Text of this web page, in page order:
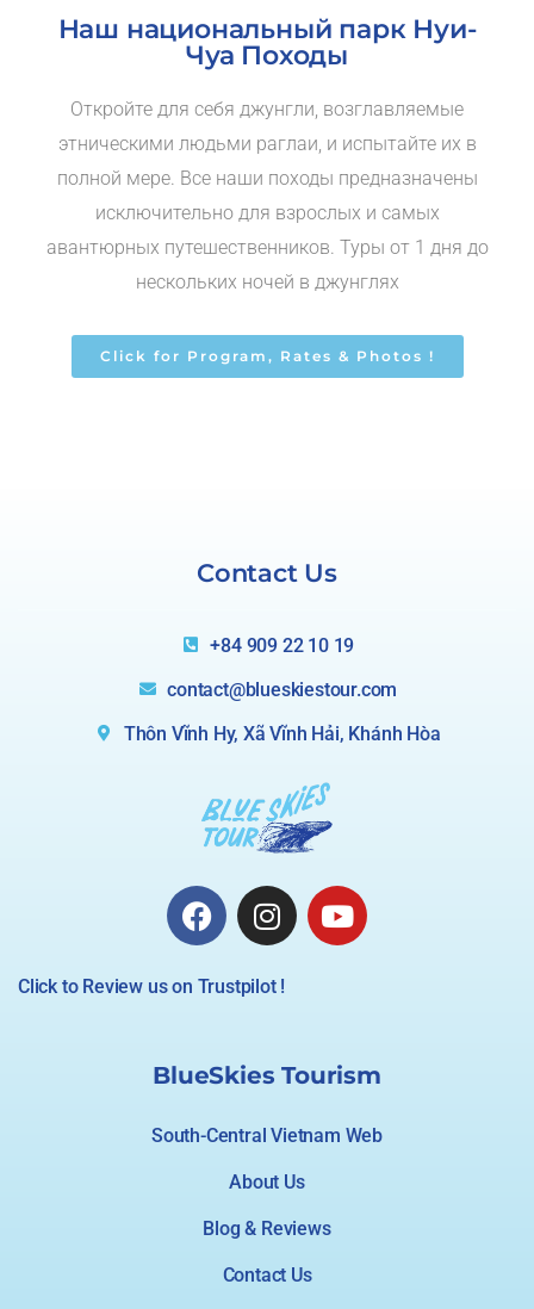
Наш национальный парк Нуи-
Чуа Походы
Откройте для себя джунгли, возглавляемые
этническими людьми раглаи, и испытайте их в
полной мере. Все наши походы предназначены
исключительно для взрослых и самых
авантюрных путешественников. Туры от 1 дня до
нескольких ночей в джунглях
Click for Program, Rates & Photos !
Contact Us
+84 909 22 10 19
contact@blueskiestour.com
Thôn Vĩnh Hy, Xã Vĩnh Hải, Khánh Hòa
Click to Review us on Trustpilot !
BlueSkies Tourism
South-Central Vietnam Web
About Us
Blog & Reviews
Contact Us